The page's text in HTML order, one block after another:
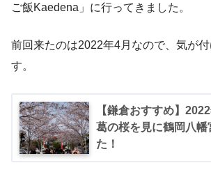
ご飯Kaedena」に行ってきました。
前回来たのは2022年4月なので、気が
す。
【鎌倉おすすめ】
葛の桜を見に鶴岡八幡
た！